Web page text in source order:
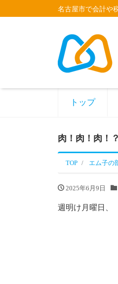
名古屋市で会計や
トップ
肉！肉！肉！？
TOP エム子の
2025年6月9日
週明け月曜日、